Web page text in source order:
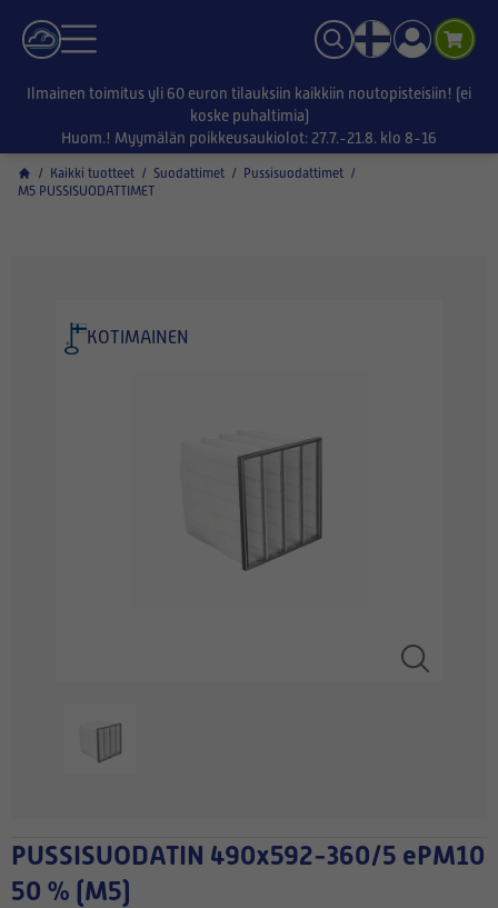
Ilmainen toimitus yli 60 euron tilauksiin kaikkiin noutopisteisiin! (ei
koske puhaltimia)
Huom.! Myymälän poikkeusaukiolot: 27.7.-21.8. klo 8-16
/ Kaikki tuotteet / Suodattimet / Pussisuodattimet /
M5 PUSSISUODATTIMET
KOTIMAINEN
PUSSISUODATIN 490x592-360/5 ePM10
50 % (M5)